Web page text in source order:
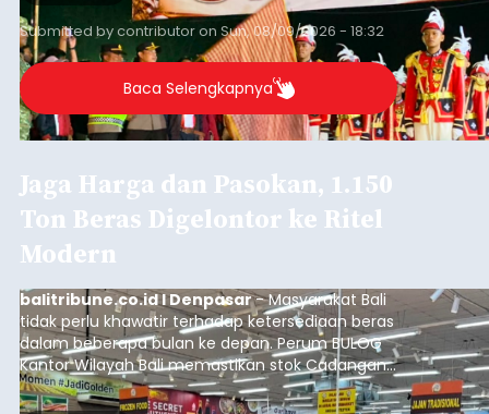
Submitted bycontributoron Sun, 08/09/2026 - 18:32
Baca Selengkapnya
Jaga Harga dan Pasokan, 1.150
Ton Beras Digelontor ke Ritel
Modern
balitribune.co.id I Denpasar- Masyarakat Bali
tidak perlu khawatir terhadap ketersediaan beras
dalam beberapa bulan ke depan. Perum BULOG
Kantor Wilayah Bali memastikan stok Cadangan
Beras Pemerintah (CBP) masih dalam kondisi
aman, bahkan diproyeksikan mampu memenuhi